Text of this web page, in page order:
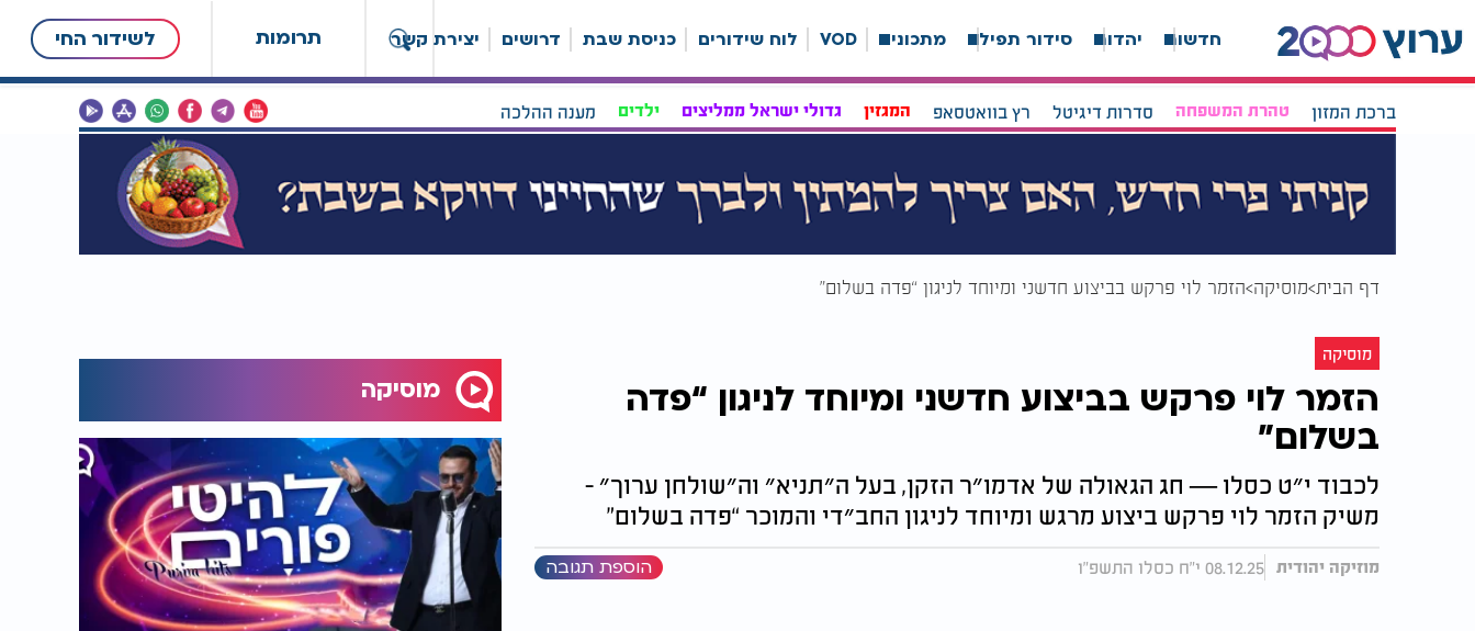
תרומות לשידור החי חדשות יהדות סידור תפילה מתכונים VOD לוח שידורים כניסת שבת דרושים יצירת קשר
ברכת המזון טהרת המשפחה סדרות דיגיטל רץ בוואטסאפ המגזין גדולי ישראל ממליצים ילדים מענה ההלכה
דף הבית מוסיקה הזמר לוי פרקש בביצוע חדשני ומיוחד לניגון “פדה בשלום”
מוסיקה
הזמר לוי פרקש בביצוע חדשני ומיוחד לניגון “פדה
בשלום”
לכבוד י״ט כסלו — חג הגאולה של אדמו״ר הזקן, בעל ה״תניא״ וה״שולחן ערוך״ -
משיק הזמר לוי פרקש ביצוע מרגש ומיוחד לניגון החב״די והמוכר “פדה בשלום”
מוזיקה יהודית 08.12.25 י"ח כסלו התשפ"ו הוספת תגובה
מוסיקה